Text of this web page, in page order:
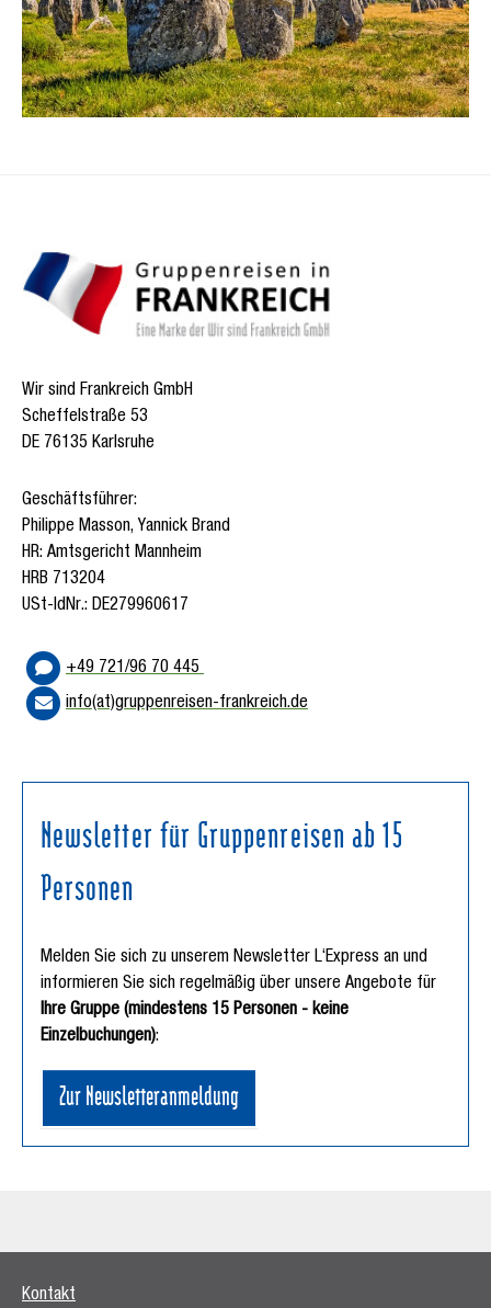
Wir sind Frankreich GmbH
Scheffelstraße 53
DE 76135 Karlsruhe
Geschäftsführer:
Philippe Masson, Yannick Brand
HR: Amtsgericht Mannheim
HRB 713204
USt-IdNr.: DE279960617
+49 721/96 70 445
info(at)gruppenreisen-frankreich.de
Newsletter für Gruppenreisen ab 15
Personen
Melden Sie sich zu unserem Newsletter L‘Express an und
informieren Sie sich regelmäßig über unsere Angebote für
Ihre Gruppe (mindestens 15 Personen - keine
Einzelbuchungen):
Zur Newsletteranmeldung
Kontakt